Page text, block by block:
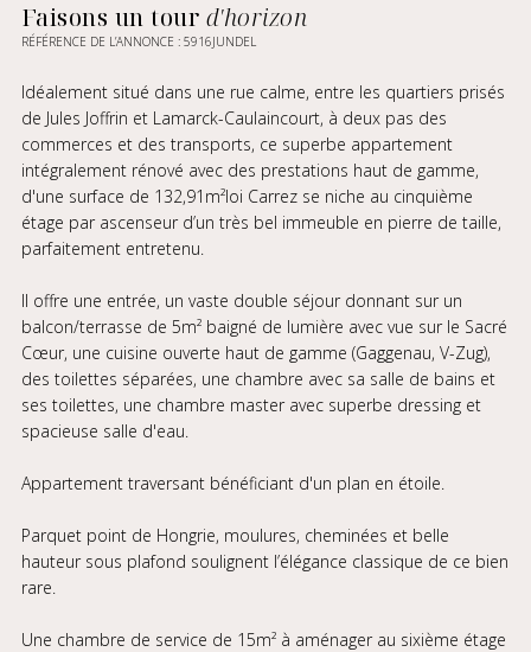
Faisons un tour d'horizon
RÉFÉRENCE DE L’ANNONCE : 5916JUNDEL
Idéalement situé dans une rue calme, entre les quartiers prisés
de Jules Joffrin et Lamarck-Caulaincourt, à deux pas des
commerces et des transports, ce superbe appartement
intégralement rénové avec des prestations haut de gamme,
d'une surface de 132,91m²loi Carrez se niche au cinquième
étage par ascenseur d’un très bel immeuble en pierre de taille,
parfaitement entretenu.
Il offre une entrée, un vaste double séjour donnant sur un
balcon/terrasse de 5m² baigné de lumière avec vue sur le Sacré
Cœur, une cuisine ouverte haut de gamme (Gaggenau, V-Zug),
des toilettes séparées, une chambre avec sa salle de bains et
ses toilettes, une chambre master avec superbe dressing et
spacieuse salle d'eau.
Appartement traversant bénéficiant d'un plan en étoile.
Parquet point de Hongrie, moulures, cheminées et belle
hauteur sous plafond soulignent l’élégance classique de ce bien
rare.
Une chambre de service de 15m² à aménager au sixième étage